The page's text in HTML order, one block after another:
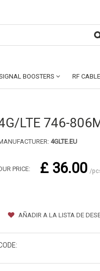
BOOSTERS RF
LTE 746-
4GLTE.EU
PRICE: £ 36.00 /
AÑADIR A LA LISTA DE